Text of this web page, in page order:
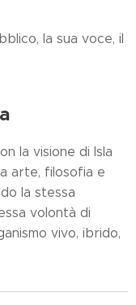
la sua voce, il
la visione di Isla
arte, filosofia e
la stessa
volontà di
vivo, ibrido,